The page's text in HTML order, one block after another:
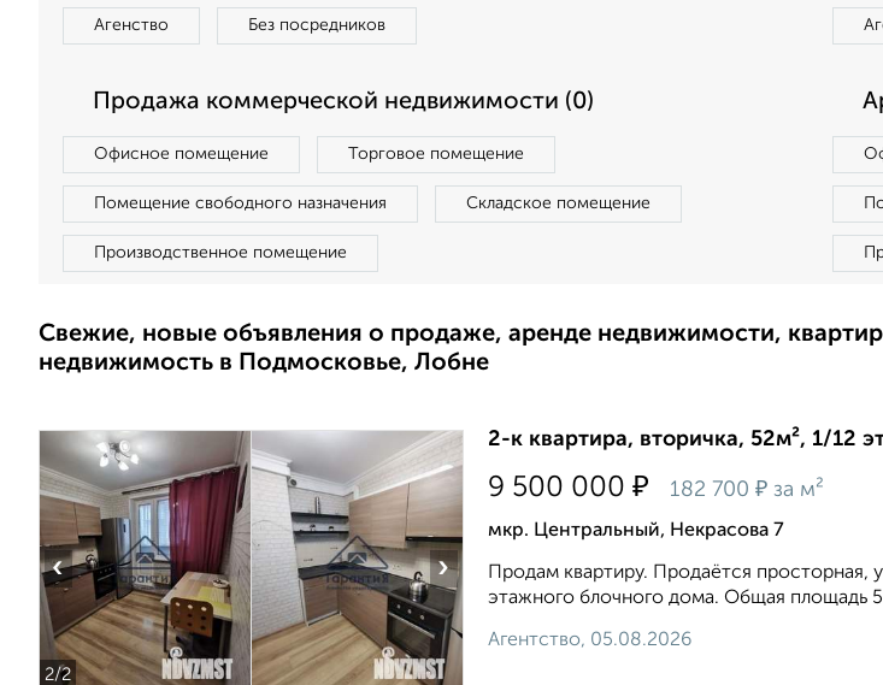
Агенство Без посредников
Продажа коммерческой недвижимости (0)
Офисное помещение Торговое помещение
Помещение свободного назначения Складское помещение
Производственное помещение
Свежие, новые объявления о продаже, аренде недвижимости,
недвижимость в Подмосковье, Лобне
2/2
‹ ›
2-к квартира, вторичка, 52м², 1/12
9 500 000 ₽ 182 700 ₽ за м²
мкр. Центральный, Некрасова 7
Продам квартиру. Продаётся просторная,
этажного блочного дома. Общая площадь
Агентство, 05.08.2026